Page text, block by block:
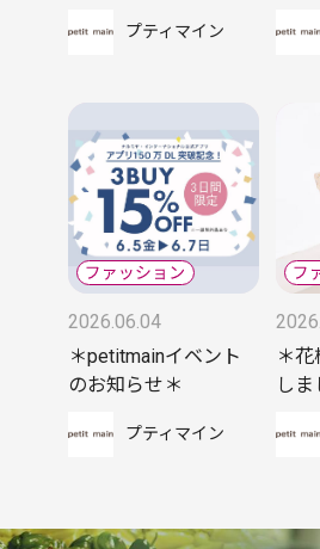
プティマイン
2026.06.04
＊petitmainイベント
のお知らせ＊
プティマイン
＊
しま